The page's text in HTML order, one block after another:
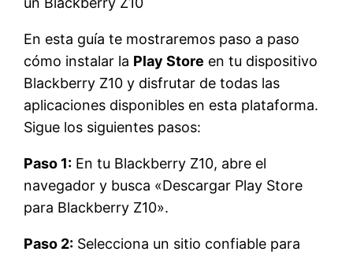
En esta guía te mostraremos paso a paso
cómo instalar la Play Store en tu dispositivo
Blackberry Z10 y disfrutar de todas las
aplicaciones disponibles en esta plataforma.
Sigue los siguientes pasos:
Paso 1: En tu Blackberry Z10, abre el
navegador y busca «Descargar Play Store
para Blackberry Z10».
Paso 2: Selecciona un sitio confiable para